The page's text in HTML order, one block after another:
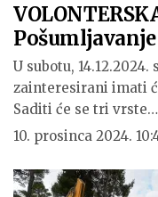
U subotu,
zainteresirani imati
Saditi će se tri vrste…
10. prosinca 2024.